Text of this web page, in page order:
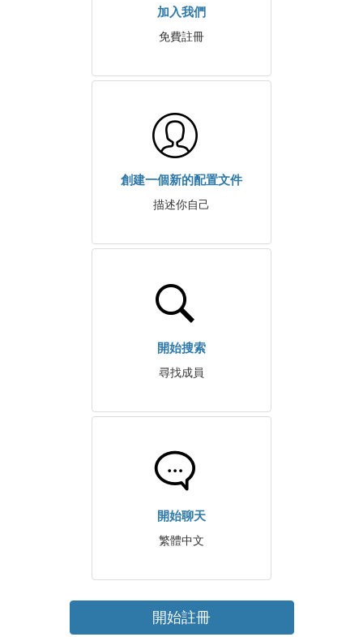
加入我們
免費註冊
創建一個新的配置文件
描述你自己
開始搜索
尋找成員
開始聊天
繁體中文
開始註冊